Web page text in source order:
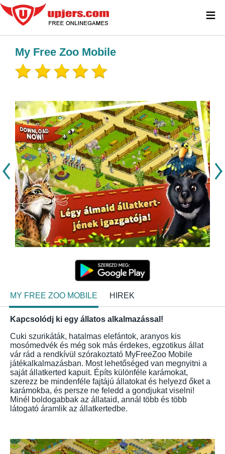
My Free Zoo Mobile
MY FREE ZOO MOBILE HIREK
Kapcsolódj ki egy állatos alkalmazással!
Cuki szurikáták, hatalmas elefántok, aranyos kis
mosómedvék és még sok más érdekes, egzotikus állat
vár rád a rendkívül szórakoztató MyFreeZoo Mobile
játékalkalmazásban. Most lehetőséged van megnyitni a
saját állatkerted kapuit. Építs különféle karámokat,
szerezz be mindenféle fajtájú állatokat és helyezd őket a
karámokba, és persze ne feledd a gondjukat viselni!
Minél boldogabbak az állataid, annál több és több
látogató áramlik az állatkertedbe.
≡